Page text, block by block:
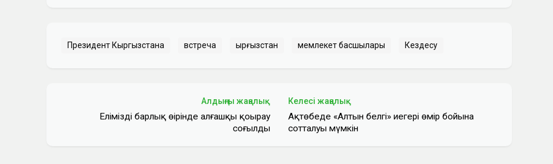
Президент Кыргызстана встреча Қырғызстан мемлекет басшылары Кездесу
Алдыңғы жаңалық
Еліміздің барлық өңірінде алғашқы қоңырау
соғылды
Келесі жаңалық
Ақтөбеде «Алтын белгі» иегері өмір бойына
сотталуы мүмкін